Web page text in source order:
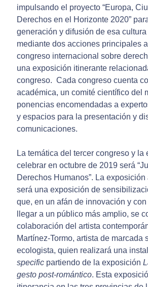
impulsando el proyecto “Europa,
Derechos en el Horizonte 2020”
generación y difusión de esa
mediante dos acciones principales
congreso internacional sobre
una exposición itinerante
congreso. Cada congreso cuenta
académica, un comité científico del
ponencias encomendadas a
y espacios para la presentación y
comunicaciones.
La temática del tercer congreso y la
celebrar en octubre de 2019 será
Derechos Humanos”. La
será una exposición de
que, en un afán de innovación y
llegar a un público más amplio, se
colaboración del artista
Martínez-Tormo, artista de marcada
ecologista, quien realizará una
specificpartiendo de la exposición
gesto post-romántico. Esta